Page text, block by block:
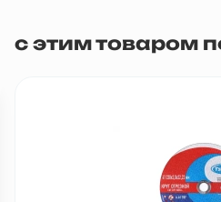
с этим товаром